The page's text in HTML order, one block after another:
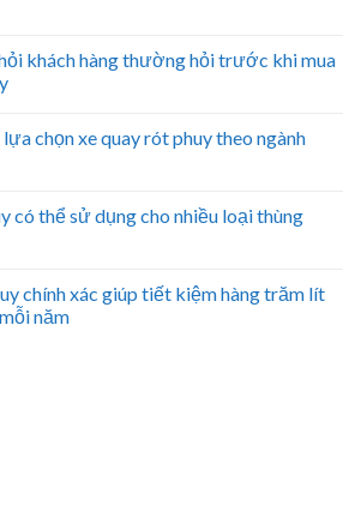
khách hàng thường hỏi trước khi mua
chọn xe quay rót phuy theo ngành
có thể sử dụng cho nhiều loại thùng
chính xác giúp tiết kiệm hàng trăm lít
năm